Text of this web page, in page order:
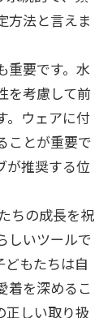
方法と言えま
重要です。水
を考慮して前
。ウェアに付
ことが重要で
が推奨する位
ちの成長を祝
しいツールで
どもたちは自
着を深めるこ
正しい取り扱